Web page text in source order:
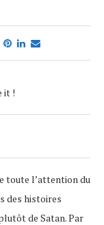
it !
toute l’attention du
des histoires
de Satan. Par